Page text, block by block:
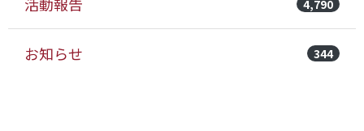
4,790
お知らせ 344